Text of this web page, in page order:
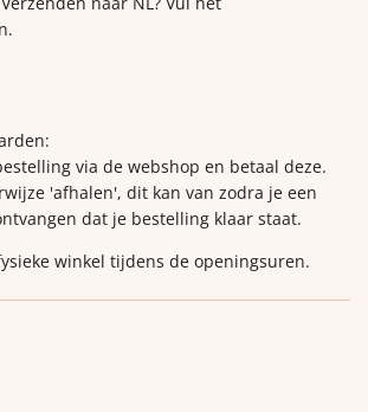
via de webshop en betaal deze.
'afhalen', dit kan van zodra je een
dat je bestelling klaar staat.
winkel tijdens de openingsuren.